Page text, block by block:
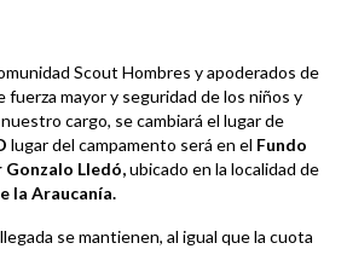
Scout Hombres y apoderados de
mayor y seguridad de los niños y
cargo, se cambiará el lugar de
lugar del campamento será en el Fundo
Gonzalo Lledó,ubicado en la localidad de
la Araucanía.
se mantienen, al igual que la cuota